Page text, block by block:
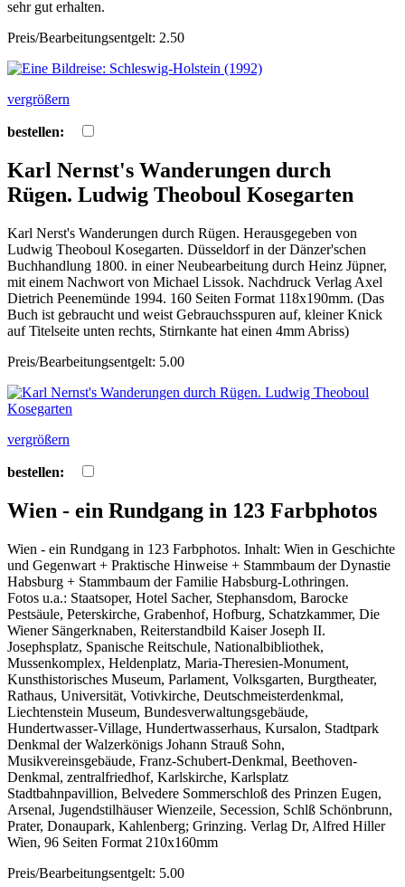
sehr gut erhalten.
Preis/Bearbeitungsentgelt: 2.50
vergrößern
bestellen:
Karl Nernst's Wanderungen durch
Rügen. Ludwig Theoboul Kosegarten
Karl Nerst's Wanderungen durch Rügen. Herausgegeben von
Ludwig Theoboul Kosegarten. Düsseldorf in der Dänzer'schen
Buchhandlung 1800. in einer Neubearbeitung durch Heinz Jüpner,
mit einem Nachwort von Michael Lissok. Nachdruck Verlag Axel
Dietrich Peenemünde 1994. 160 Seiten Format 118x190mm. (Das
Buch ist gebraucht und weist Gebrauchsspuren auf, kleiner Knick
auf Titelseite unten rechts, Stirnkante hat einen 4mm Abriss)
Preis/Bearbeitungsentgelt: 5.00
vergrößern
bestellen:
Wien - ein Rundgang in 123 Farbphotos
Wien - ein Rundgang in 123 Farbphotos. Inhalt: Wien in Geschichte
und Gegenwart + Praktische Hinweise + Stammbaum der Dynastie
Habsburg + Stammbaum der Familie Habsburg-Lothringen.
Fotos u.a.: Staatsoper, Hotel Sacher, Stephansdom, Barocke
Pestsäule, Peterskirche, Grabenhof, Hofburg, Schatzkammer, Die
Wiener Sängerknaben, Reiterstandbild Kaiser Joseph II.
Josephsplatz, Spanische Reitschule, Nationalbibliothek,
Mussenkomplex, Heldenplatz, Maria-Theresien-Monument,
Kunsthistorisches Museum, Parlament, Volksgarten, Burgtheater,
Rathaus, Universität, Votivkirche, Deutschmeisterdenkmal,
Liechtenstein Museum, Bundesverwaltungsgebäude,
Hundertwasser-Village, Hundertwasserhaus, Kursalon, Stadtpark
Denkmal der Walzerkönigs Johann Strauß Sohn,
Musikvereinsgebäude, Franz-Schubert-Denkmal, Beethoven-
Denkmal, zentralfriedhof, Karlskirche, Karlsplatz
Stadtbahnpavillion, Belvedere Sommerschloß des Prinzen Eugen,
Arsenal, Jugendstilhäuser Wienzeile, Secession, Schlß Schönbrunn,
Prater, Donaupark, Kahlenberg; Grinzing. Verlag Dr, Alfred Hiller
Wien, 96 Seiten Format 210x160mm
Preis/Bearbeitungsentgelt: 5.00